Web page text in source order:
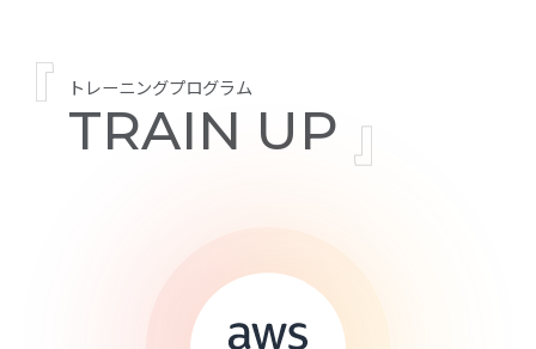
トレーニングプログラム
TRAIN UP